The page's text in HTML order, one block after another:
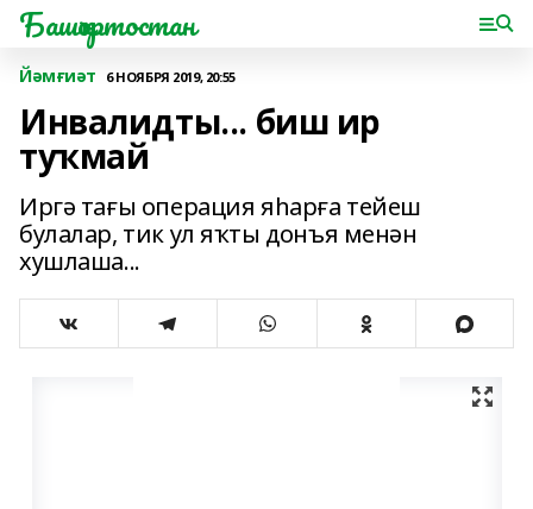
Башҡортостан
Йәмғиәт 6 НОЯБРЯ 2019, 20:55
Инвалидты... биш ир
туҡмай
Иргә тағы операция яһарға тейеш
булалар, тик ул яҡты донъя менән
хушлаша...